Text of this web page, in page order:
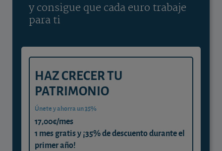
y consigue que cada euro trabaje
para ti
HAZ CRECER TU
PATRIMONIO
Únete y ahorra un 35%
17,00€/mes
1 mes gratis y ¡35% de descuento durante el
primer año!